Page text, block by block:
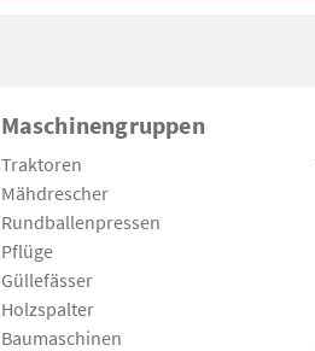
Maschinengruppen
Traktoren
Mähdrescher
Rundballenpressen
Pflüge
Güllefässer
Holzspalter
Baumaschinen